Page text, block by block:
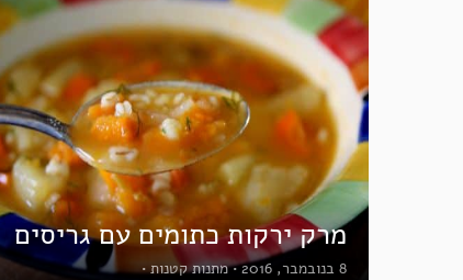
מרק ירקות כתומים עם גריסים
8 בנובמבר, 2016 • מתנות קטנות •